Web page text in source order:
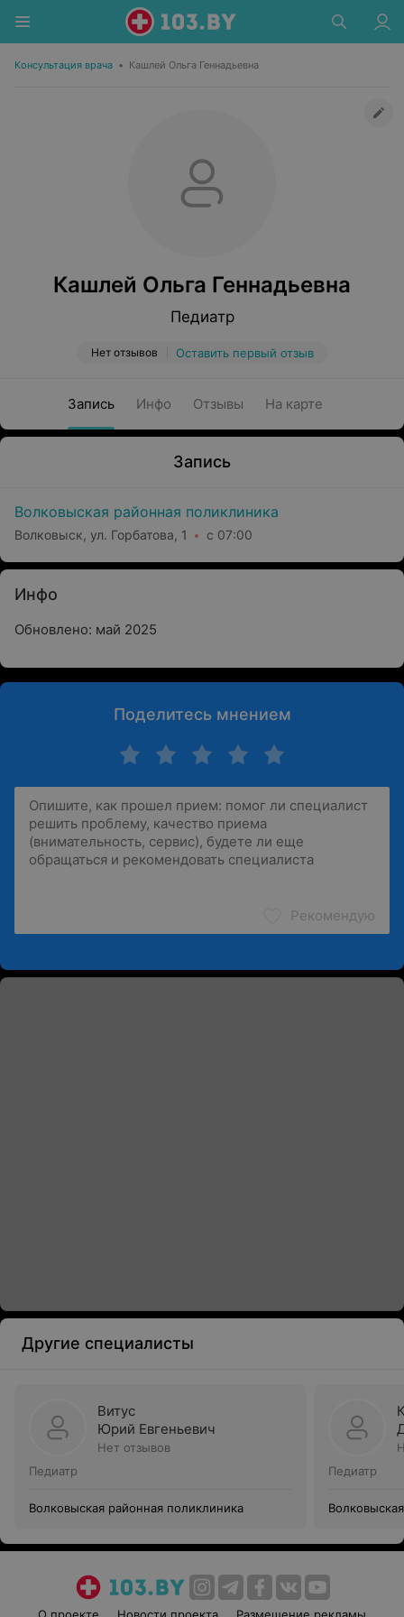
Консультация врача • Кашлей Ольга Геннадьевна
Кашлей Ольга Геннадьевна
Педиатр
Нет отзывов Оставить первый отзыв
Запись Инфо Отзывы На карте
Запись
Волковыская районная поликлиника
Волковыск, ул. Горбатова, 1 с 07:00
Инфо
Обновлено: май 2025
Поделитесь мнением
Рекомендую
Другие специалисты
Витус
Юрий Евгеньевич
Нет отзывов
Педиатр
Волковыская районная поликлиника
Педиатр